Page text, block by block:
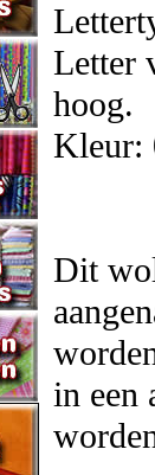
Letter
hoog.
Kleur:
Dit
in een